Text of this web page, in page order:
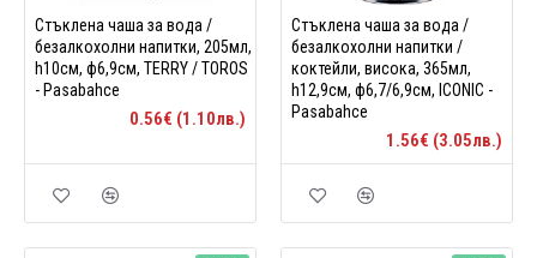
Стъклена чаша за вода /
безалкохолни напитки, 205мл,
h10см, ф6,9см, TERRY / TOROS
- Pasabahce
0.56€ (1.10лв.)
Стъклена чаша за вода /
безалкохолни напитки /
коктейли, висока, 365мл,
h12,9см, ф6,7/6,9см, ICONIC -
Pasabahce
1.56€ (3.05лв.)